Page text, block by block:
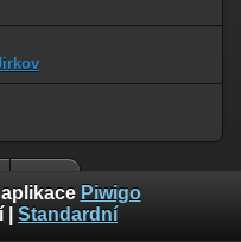
Piwigo
Standardní